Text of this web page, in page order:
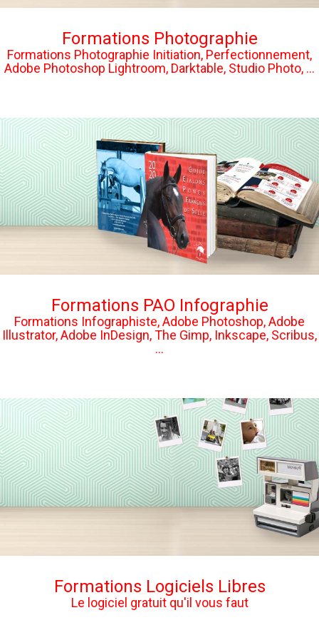
Formations Photographie
Formations Photographie Initiation, Perfectionnement,
Adobe Photoshop Lightroom, Darktable, Studio Photo, ...
Formations PAO Infographie
Formations Infographiste, Adobe Photoshop, Adobe
Illustrator, Adobe InDesign, The Gimp, Inkscape, Scribus,
...
Formations Logiciels Libres
Le logiciel gratuit qu'il vous faut